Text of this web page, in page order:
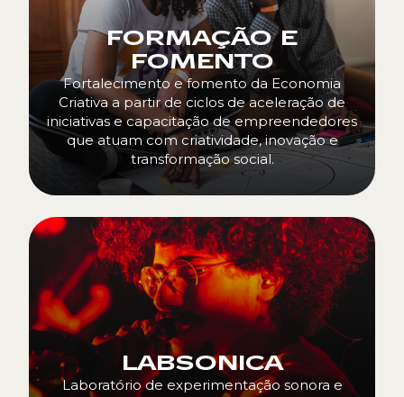
FORMAÇÃO E
FOMENTO
Fortalecimento e fomento da Economia
Criativa a partir de ciclos de aceleração de
iniciativas e capacitação de empreendedores
que atuam com criatividade, inovação e
transformação social.
LABSONICA
Laboratório de experimentação sonora e